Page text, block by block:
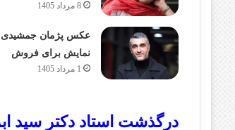
8 مرداد 1405
عکس پژمان
نمایش برای فروش
1 مرداد 1405
درگذشت استاد دکتر سید